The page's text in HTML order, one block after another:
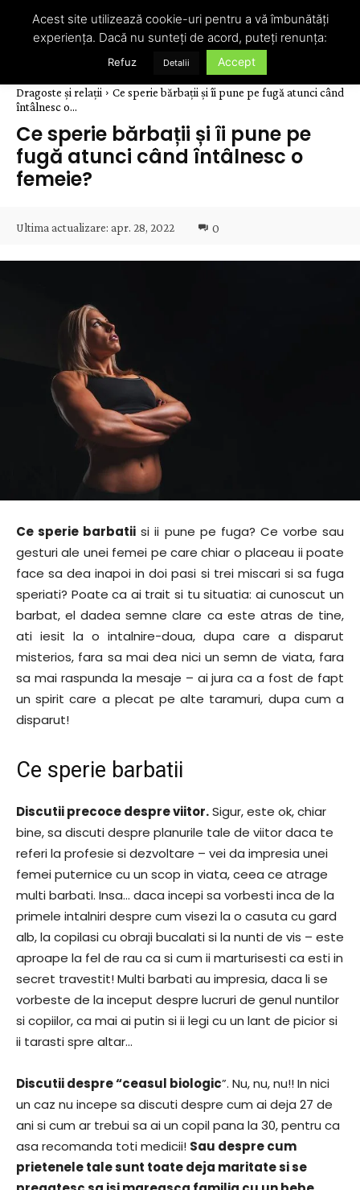
Dragoste și relații
Ce sperie bărbații și îi pune pe fugă atunci când
întâlnesc o...
Ce sperie bărbații și îi pune pe
fugă atunci când întâlnesc o
femeie?
Ultima actualizare: apr. 28, 2022 0
Ce sperie barbatii si ii pune pe fuga? Ce vorbe sau
gesturi ale unei femei pe care chiar o placeau ii poate
face sa dea inapoi in doi pasi si trei miscari si sa fuga
speriati? Poate ca ai trait si tu situatia: ai cunoscut un
barbat, el dadea semne clare ca este atras de tine,
ati iesit la o intalnire-doua, dupa care a disparut
misterios, fara sa mai dea nici un semn de viata, fara
sa mai raspunda la mesaje – ai jura ca a fost de fapt
un spirit care a plecat pe alte taramuri, dupa cum a
disparut!
Ce sperie barbatii
Discutii precoce despre viitor.Sigur, este ok, chiar
bine, sa discuti despre planurile tale de viitor daca te
referi la profesie si dezvoltare – vei da impresia unei
femei puternice cu un scop in viata, ceea ce atrage
multi barbati. Insa… daca incepi sa vorbesti inca de la
primele intalniri despre cum visezi la o casuta cu gard
alb, la copilasi cu obraji bucalati si la nunti de vis – este
aproape la fel de rau ca si cum ii marturisesti ca esti in
secret travestit! Multi barbati au impresia, daca li se
vorbeste de la inceput despre lucruri de genul nuntilor
si copiilor, ca mai ai putin si ii legi cu un lant de picior si
ii tarasti spre altar…
Discutii despre “ceasul biologic”. Nu, nu, nu!! In nici
un caz nu incepe sa discuti despre cum ai deja 27 de
ani si cum ar trebui sa ai un copil pana la 30, pentru ca
asa recomanda toti medicii! Sau despre cum
prietenele tale sunt toate deja maritate si se
Acest site utilizează cookie-uri pentru a vă îmbunătăți
experiența. Dacă nu sunteți de acord, puteți renunța:
Refuz Detalii Accept